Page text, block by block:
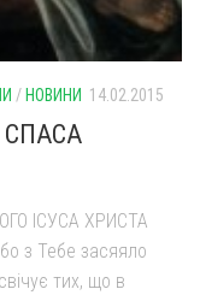
/ НОВИНИ 14.02.2015
СПАСА
ІСУСА ХРИСТА
з Тебе засяяло
тих, що в